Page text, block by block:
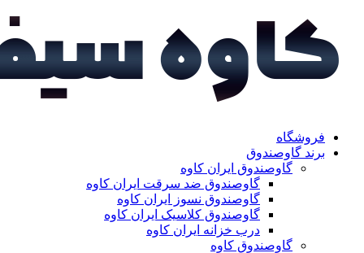
فروشگاه
برند گاوصندوق
گاوصندوق ایران کاوه
گاوصندوق ضد سرقت ایران کاوه
گاوصندوق نسوز ایران کاوه
گاوصندوق کلاسیک ایران کاوه
درب خزانه ایران کاوه
گاوصندوق کاوه